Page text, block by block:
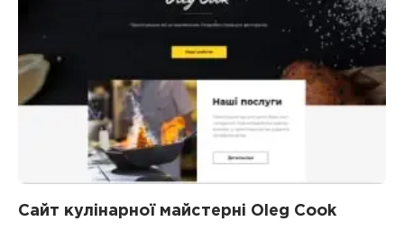
Сайт кулінарної майстерні Oleg Cook